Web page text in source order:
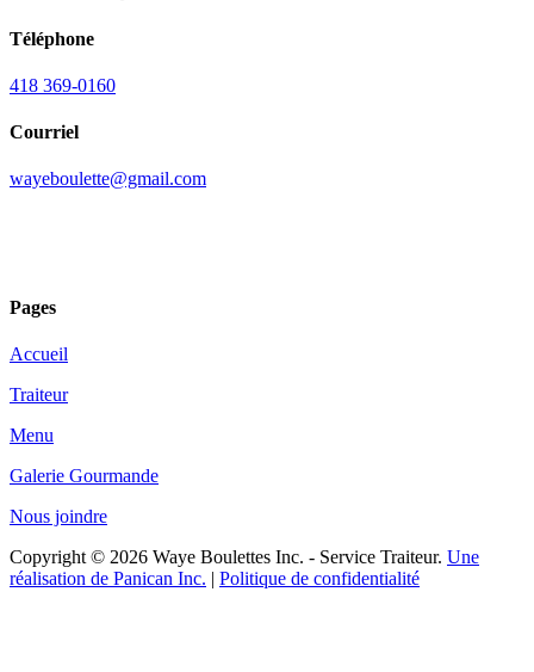
Téléphone
418 369-0160
Courriel
wayeboulette@gmail.com
Pages
Accueil
Traiteur
Menu
Galerie Gourmande
Nous joindre
Copyright © 2026 Waye Boulettes Inc. - Service Traiteur. Une
réalisation de Panican Inc. | Politique de confidentialité